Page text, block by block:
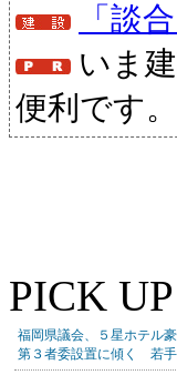
「談
いま
便利です。
PICK UP